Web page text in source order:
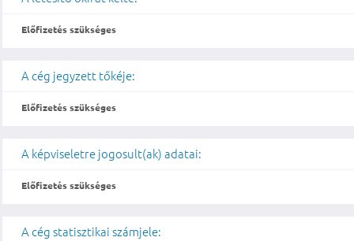
Előfizetés szükséges
A cég jegyzett tőkéje:
Előfizetés szükséges
A képviseletre jogosult(ak) adatai:
Előfizetés szükséges
A cég statisztikai számjele: